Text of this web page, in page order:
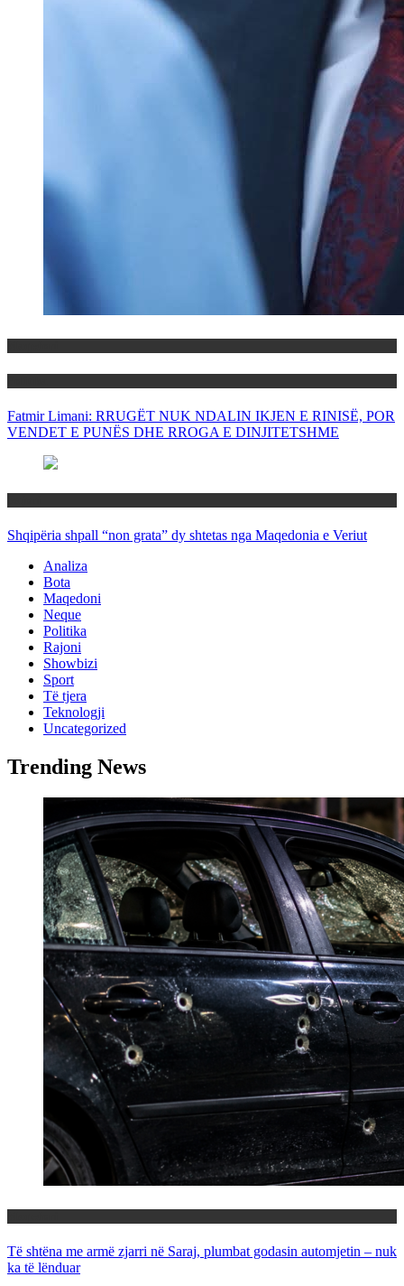
Fatmir Limani: RRUGËT NUK NDALIN IKJEN E RINISË, POR
VENDET E PUNËS DHE RROGA E DINJITETSHME
Shqipëria shpall “non grata” dy shtetas nga Maqedonia e Veriut
Analiza
Bota
Maqedoni
Neque
Politika
Rajoni
Showbizi
Sport
Të tjera
Teknologji
Uncategorized
Trending News
Të shtëna me armë zjarri në Saraj, plumbat godasin automjetin – nuk
ka të lënduar